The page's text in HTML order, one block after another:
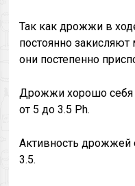
Так как дрожжи в
постоянно закисляют
они постепенно
Дрожжи хорошо себя
от 5 до 3.5 Ph.
Активность дрожжей
3.5.